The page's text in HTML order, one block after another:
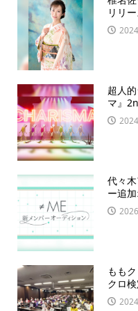
リリ
超人
マ』
代々
ー追
もも
クロ